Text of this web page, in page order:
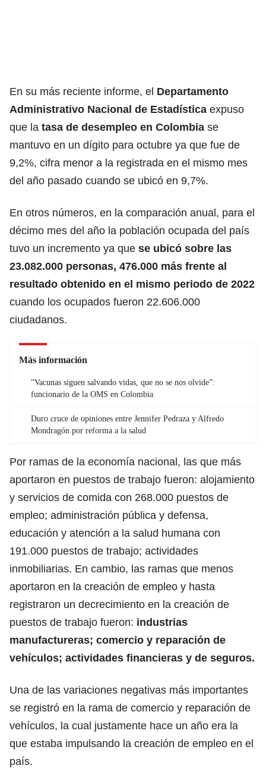
En su más reciente informe, el Departamento
Administrativo Nacional de Estadística expuso
que la tasa de desempleo en Colombia se
mantuvo en un dígito para octubre ya que fue de
9,2%, cifra menor a la registrada en el mismo mes
del año pasado cuando se ubicó en 9,7%.
En otros números, en la comparación anual, para el
décimo mes del año la población ocupada del país
tuvo un incremento ya que se ubicó sobre las
23.082.000 personas, 476.000 más frente al
resultado obtenido en el mismo periodo de 2022
cuando los ocupados fueron 22.606.000
ciudadanos.
Más información
“Vacunas siguen salvando vidas, que no se nos olvide”:
funcionario de la OMS en Colombia
Duro cruce de opiniones entre Jennifer Pedraza y Alfredo
Mondragón por reforma a la salud
Por ramas de la economía nacional, las que más
aportaron en puestos de trabajo fueron: alojamiento
y servicios de comida con 268.000 puestos de
empleo; administración pública y defensa,
educación y atención a la salud humana con
191.000 puestos de trabajo; actividades
inmobiliarias. En cambio, las ramas que menos
aportaron en la creación de empleo y hasta
registraron un decrecimiento en la creación de
puestos de trabajo fueron: industrias
manufactureras; comercio y reparación de
vehículos; actividades financieras y de seguros.
Una de las variaciones negativas más importantes
se registró en la rama de comercio y reparación de
vehículos, la cual justamente hace un año era la
que estaba impulsando la creación de empleo en el
país.